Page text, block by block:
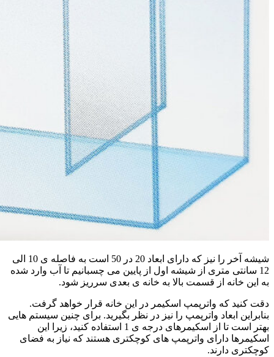
شیشه آخر را نیز که دارای ابعاد 20 در 50 است به فاصله ی 10 الی
12 سانتی متری از شیشه اول از پایین می چسبانیم تا آب وارد شده
به این خانه از قسمت بالا به خانه ی بعدی سرریز شود.
دقت کنید که واترپمپ اسکیمر در این خانه قرار خواهد گرفت.
بنابراین ابعاد واترپمپ را نیز در نظر بگیرید. برای چنین سیستم هایی
بهتر است تا از اسکیمرهای درجه ی 1 استفاده کنید، زیرا این
اسکیمرها دارای واترپمپ های کوچکتری هستند که نیاز به فضای
کوچکتری دارند.